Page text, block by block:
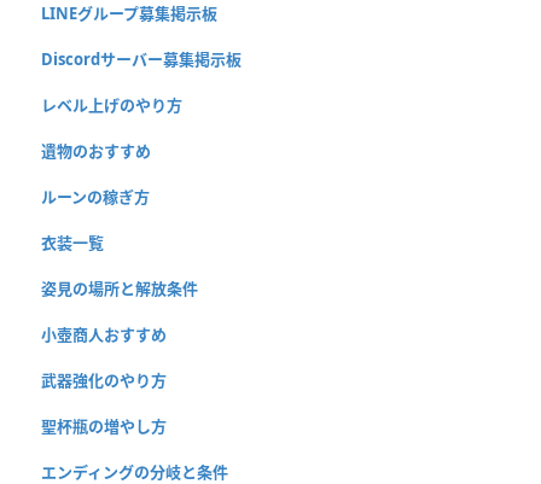
LINEグループ募集掲示板
Discordサーバー募集掲示板
レベル上げのやり方
遺物のおすすめ
ルーンの稼ぎ方
衣装一覧
姿見の場所と解放条件
小壺商人おすすめ
武器強化のやり方
聖杯瓶の増やし方
エンディングの分岐と条件